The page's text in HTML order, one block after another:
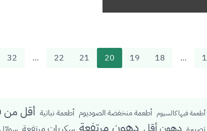
1
…
18
19
20
21
22
…
32
أطعمة فيها كالسيوم أطعمة منخفضة الصوديوم أطعمة نباتية أقل من 100 سعرة حرارية